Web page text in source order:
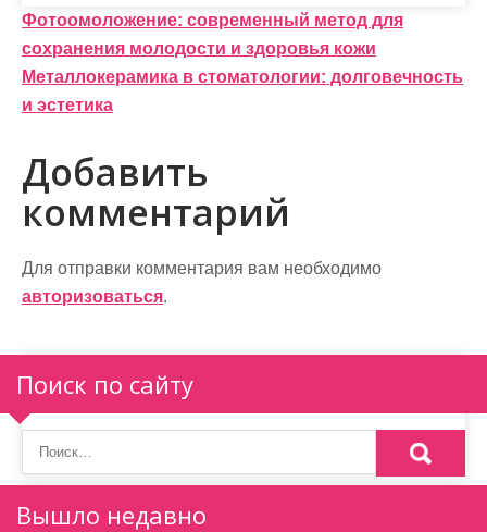
Н
а
в
и
г
а
ц
и
я
п
о
з
а
Фотоомоложение: современный метод для
сохранения молодости и здоровья кожи
Металлокерамика в стоматологии: долговечность
и эстетика
Добавить
комментарий
Для отправки комментария вам необходимо
авторизоваться.
Поиск по сайту
Вышло недавно